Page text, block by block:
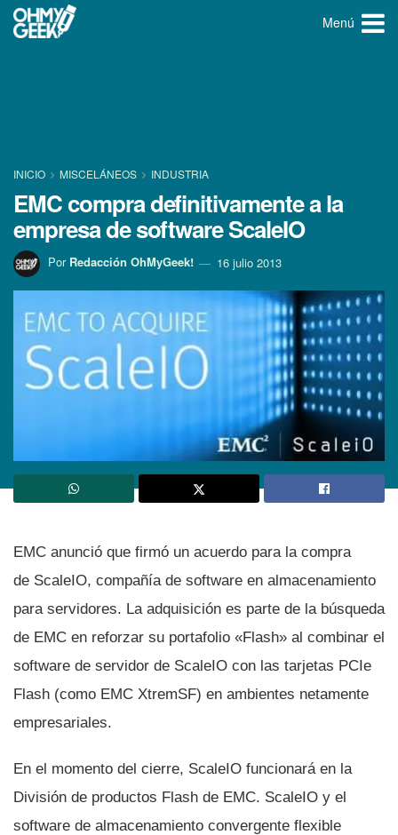
Menú
INICIO MISCELÁNEOS INDUSTRIA
EMC compra definitivamente a la
empresa de software ScaleIO
Por Redacción OhMyGeek! 16 julio 2013
EMC anunció que firmó un acuerdo para la compra
de ScaleIO, compañí­a de software en almacenamiento
para servidores. La adquisición es parte de la búsqueda
de EMC en reforzar su portafolio «Flash» al combinar el
software de servidor de ScaleIO con las tarjetas PCIe
Flash (como EMC XtremSF) en ambientes netamente
empresariales.
En el momento del cierre, ScaleIO funcionará en la
División de productos Flash de EMC. ScaleIO y el
software de almacenamiento convergente flexible